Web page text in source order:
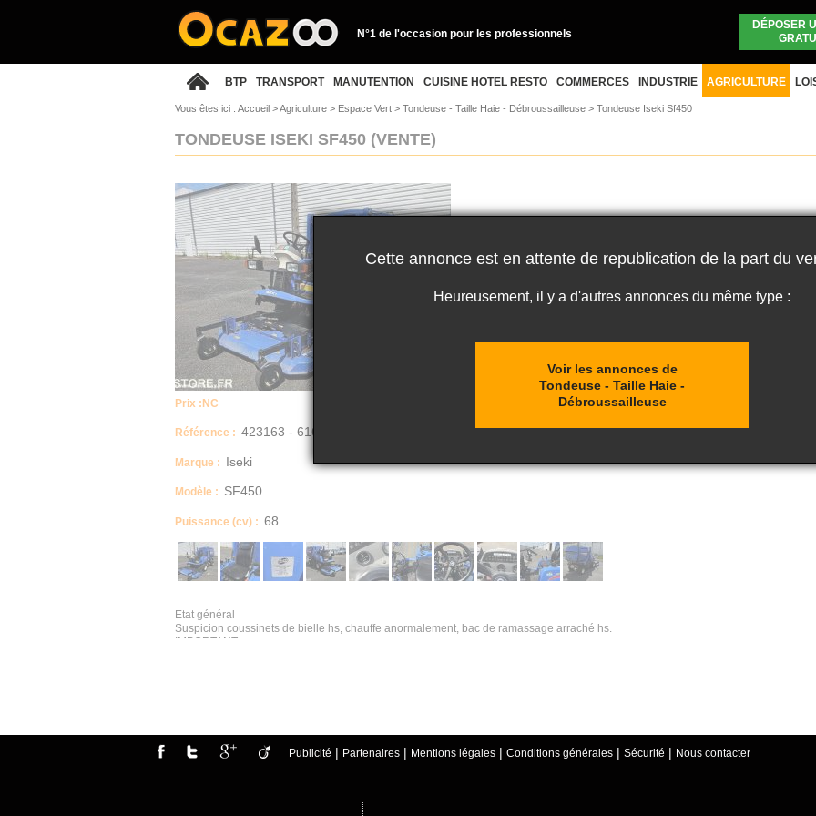
N°1 de l'occasion pour les professionnels
DÉPOSER
BTP TRANSPORT MANUTENTION CUISINE HOTEL RESTO COMMERCES INDUSTRIE AGRICULTURE
Vous êtes ici : Accueil >Agriculture > Espace Vert > Tondeuse - Taille Haie - Débroussailleuse > Tondeuse Iseki Sf450
TONDEUSE ISEKI SF450 (VENTE)
Prix : NC
Référence : 423163 - 616
Marque : Iseki
Modèle : SF450
Puissance (cv) : 68
Etat général
Suspicion coussinets de bielle hs, chauffe anormalement, bac de ramassage arraché hs.
IMPORTANT
Un rapport d'inventaire est fourni dans la rubrique « documents ».
Type produit
Cette annonce est en attente de republication de la part du
Heureusement, il y a d'autres annonces du même type :
Voir les annonces de
Tondeuse - Taille Haie -
Débroussailleuse
Publicité | Partenaires | Mentions légales | Conditions générales | Sécurité | Nous contacter